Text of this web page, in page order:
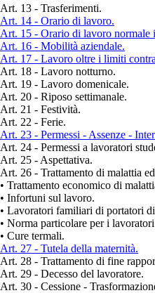
Art. 13 - Trasferimenti.
Art. 14 - Orario di lavoro.
Art. 15 - Orario di lavoro normale
Art. 16 - Mobilità aziendale.
Art. 17 - Lavoro oltre i limiti
Art. 18 - Lavoro notturno.
Art. 19 - Lavoro domenicale.
Art. 20 - Riposo settimanale.
Art. 21 - Festività.
Art. 22 - Ferie.
Art. 23 - Permessi - Assenze -
Art. 24 - Permessi a lavoratori
Art. 25 - Aspettativa.
Art. 26 - Trattamento di malattia
• Trattamento economico di
• Infortuni sul lavoro.
• Lavoratori familiari di portatori
• Norma particolare per i
• Cure termali.
Art. 27 - Tutela della maternità.
Art. 28 - Trattamento di fine
Art. 29 - Decesso del lavoratore.
Art. 30 - Cessione -